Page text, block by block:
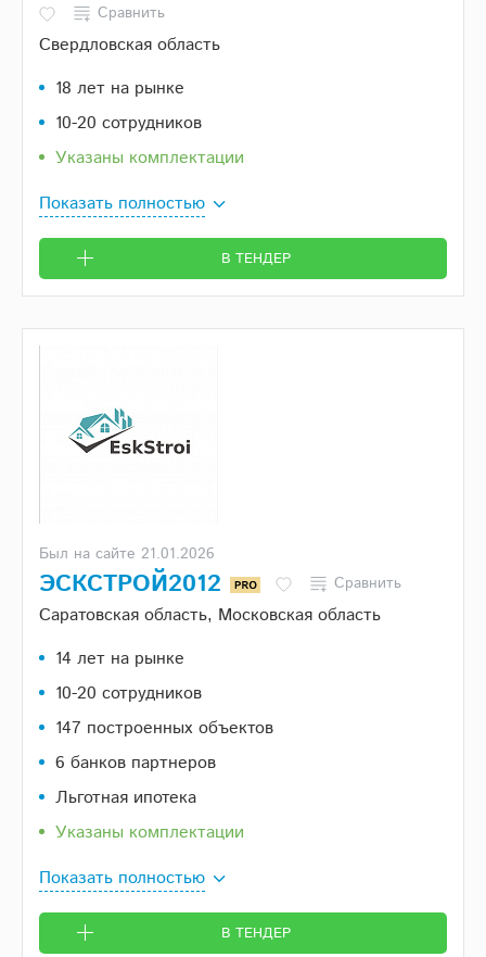
Сравнить
Свердловская область
18 лет на рынке
10-20 сотрудников
Указаны комплектации
Показать полностью
В ТЕНДЕР
Был на сайте 21.01.2026
ЭСКСТРОЙ2012 Сравнить
Саратовская область, Московская область
14 лет на рынке
10-20 сотрудников
147 построенных объектов
6 банков партнеров
Льготная ипотека
Указаны комплектации
Показать полностью
В ТЕНДЕР